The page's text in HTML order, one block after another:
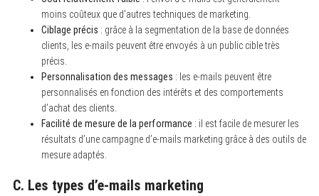
moins coûteux que d’autres techniques de marketing.
Ciblage précis : grâce à la segmentation de la base de données
clients, les e-mails peuvent être envoyés à un public cible très
précis.
Personnalisation des messages : les e-mails peuvent être
personnalisés en fonction des intérêts et des comportements
d’achat des clients.
Facilité de mesure de la performance : il est facile de mesurer les
résultats d’une campagne d’e-mails marketing grâce à des outils de
mesure adaptés.
C. Les types d’e-mails marketing